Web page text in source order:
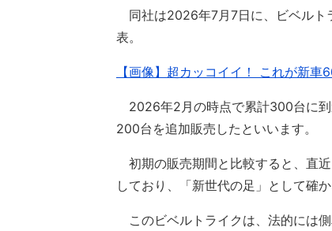
同社は2026年7月7日に、ビベルト
表。
【画像】超カッコイイ！ これが新車
2026年2月の時点で累計300台に到
200台を追加販売したといいます。
初期の販売期間と比較すると、直
しており、「新世代の足」として確
このビベルトライクは、法的には